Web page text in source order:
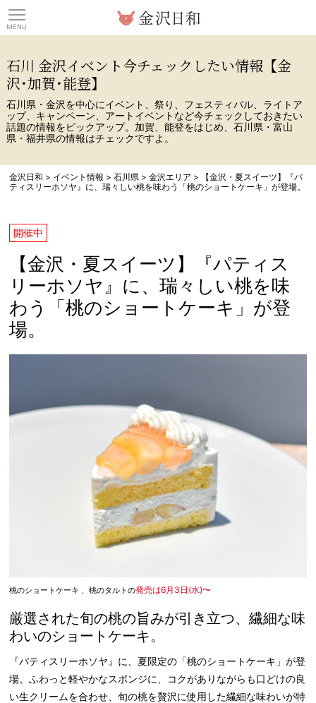
石川 金沢イベント今チェックしたい情報【金
沢･加賀･能登】
石川県・金沢を中心にイベント、祭り、フェスティバル、ライトア
ップ、キャンペーン、アートイベントなど今チェックしておきたい
話題の情報をピックアップ。加賀、能登をはじめ、石川県・富山
県・福井県の情報はチェックですよ。
金沢日和 > イベント情報 >石川県 >金沢エリア >
【金沢・夏スイーツ】『パ
ティスリーホソヤ』に、瑞々しい桃を味わう「桃のショートケーキ」が登場。
開催中
【金沢・夏スイーツ】『パティス
リーホソヤ』に、瑞々しい桃を味
わう「桃のショートケーキ」が登
場。
桃のショートケーキ 、桃のタルトの発売は6月3日(水)〜
厳選された旬の桃の旨みが引き立つ、繊細な味
わいのショートケーキ。
『パティスリーホソヤ』に、夏限定の「桃のショートケーキ」が登
場。ふわっと軽やかなスポンジに、コクがありながらも口どけの良
い生クリームを合わせ、旬の桃を贅沢に使用した繊細な味わいが特